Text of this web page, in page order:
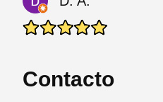
Contacto